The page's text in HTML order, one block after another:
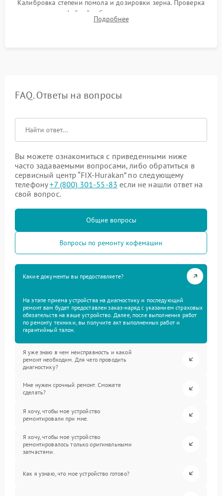
Калибровка степени помола и дозировки зерна. Проверка
плотности кофейной таблетки, температуры напитка и
качества молочной пены. Контроль отсутствия посторонних
Подробнее
FAQ. Ответы на вопросы
Вы можете ознакомиться с приведенными ниже
часто задаваемыми вопросами, либо обратиться в
сервисный центр “FIX-Hurakan” по следующему
телефону+7 (800) 301-55-83 если не нашли ответ на
свой вопрос.
Общие вопросы
Вопросы по ремонту кофемашин
Какие документы вы предоставляете?
На этапе приема устройства на диагностику и последующий
ремонт вам будет предоставлен заказ-наряд с указанием страховых
обязательств на ваше устройство. Далее, после выполнения работ
по ремонту техники, вы получите акт выполненных работ и
гарантийный талон.
Я уже знаю в чем неисправность и какой
ремонт необходим. Для чего проводить
диагностику?
Мне нужен срочный ремонт. Сможете
сделать?
Я хочу, чтобы мое устройство
ремонтировали при мне.
Я хочу, чтобы мое устройство
ремонтировалось только оригинальными
запчастями.
Как я узнаю, что мое устройство готово?